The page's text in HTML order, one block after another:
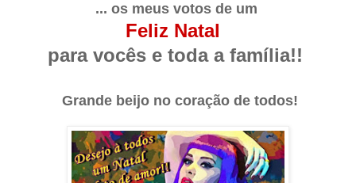
... os meus votos de um
Feliz Natal
para vocês e toda a família!!
Grande beijo no coração de todos!